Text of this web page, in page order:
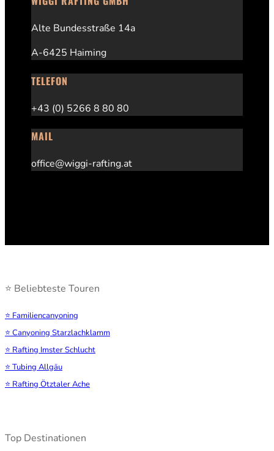
Alte Bundesstraße 14a
A-6425 Haiming
TELEFON
+43 (0) 5266 8 80 80
MAIL
office@wiggi-rafting.at
⭐ Beliebteste Touren
⭐ Familiencanyoning
⭐ Canyoning Starzlachklamm
⭐ Rafting Imster Schlucht
⭐ Tubing Allgäu
⭐ Rafting Ötztaler Ache
Top Destinationen